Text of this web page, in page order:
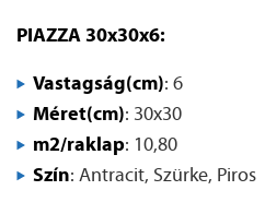
PIAZZA 30x30x6:
Vastagság(cm): 6
Méret(cm): 30x30
m2/raklap: 10,80
Szín: Antracit, Szürke, Piros